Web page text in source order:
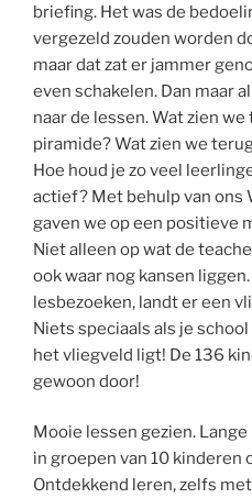
briefing. Het was de
vergezeld zouden worden
maar dat zat er jammer
even schakelen. Dan maar
naar de lessen. Wat zien
piramide? Wat zien we
Hoe houd je zo veel
actief? Met behulp van ons
gaven we op een positieve
Niet alleen op wat de
ook waar nog kansen
lesbezoeken, landt er een
Niets speciaals als je
het vliegveld ligt! De 136
gewoon door!
Mooie lessen gezien.
in groepen van 10 kinderen
Ontdekkend leren, zelfs